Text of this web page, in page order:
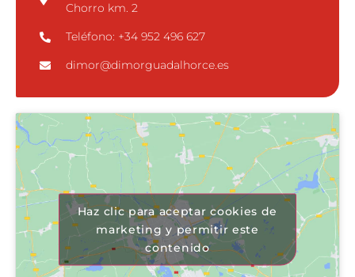
Chorro km. 2
Teléfono: +34 952 496 627
dimor@dimorguadalhorce.es
Haz clic para aceptar cookies de
marketing y permitir este
contenido